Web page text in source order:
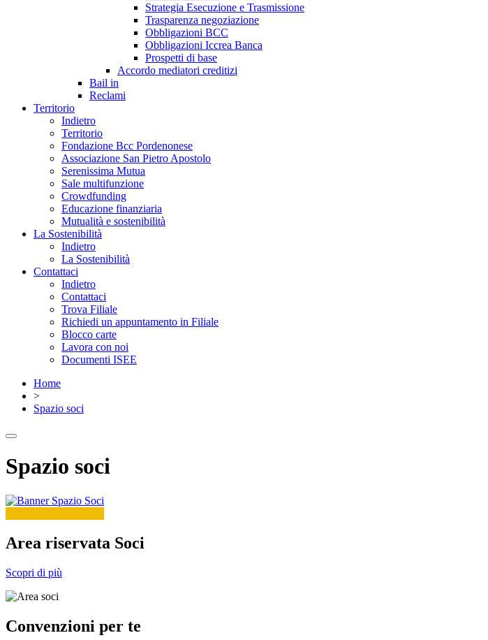
Strategia Esecuzione e Trasmissione
Trasparenza negoziazione
Obbligazioni BCC
Obbligazioni Iccrea Banca
Prospetti di base
Accordo mediatori creditizi
Bail in
Reclami
Territorio
Indietro
Territorio
Fondazione Bcc Pordenonese
Associazione San Pietro Apostolo
Serenissima Mutua
Sale multifunzione
Crowdfunding
Educazione finanziaria
Mutualità e sostenibilità
La Sostenibilità
Indietro
La Sostenibilità
Contattaci
Indietro
Contattaci
Trova Filiale
Richiedi un appuntamento in Filiale
Blocco carte
Lavora con noi
Documenti ISEE
Home
>
Spazio soci
Spazio soci
Area riservata Soci
Scopri di più
Convenzioni per te